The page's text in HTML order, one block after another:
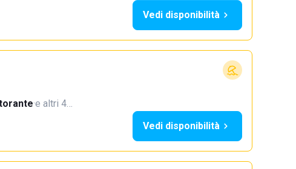
Vedi disponibilità
·e altri 4…
Vedi disponibilità